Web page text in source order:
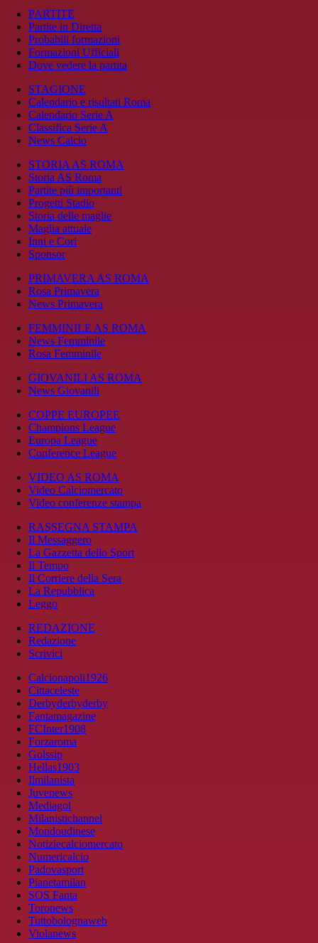
PARTITE
Partite in Diretta
Probabili formazioni
Formazioni Ufficiali
Dove vedere la partita
STAGIONE
Calendario e risultati Roma
Calendario Serie A
Classifica Serie A
News Calcio
STORIA AS ROMA
Storia AS Roma
Partite più importanti
Progetti Stadio
Storia delle maglie
Maglia attuale
Inni e Cori
Sponsor
PRIMAVERA AS ROMA
Rosa Primavera
News Primavera
FEMMINILE AS ROMA
News Femminile
Rosa Femminile
GIOVANILI AS ROMA
News Giovanili
COPPE EUROPEE
Champions League
Europa League
Conference League
VIDEO AS ROMA
Video Calciomercato
Video conferenze stampa
RASSEGNA STAMPA
Il Messaggero
La Gazzetta dello Sport
Il Tempo
Il Corriere della Sera
La Repubblica
Leggo
REDAZIONE
Redazione
Scrivici
Calcionapoli1926
Cittaceleste
Derbyderbyderby
Fantamagazine
FCInter1908
Forzaroma
Golssip
Hellas1903
Ilmilanista
Juvenews
Mediagol
Milanistichannel
Mondoudinese
Notiziecalciomercato
Numericalcio
Padovasport
Pianetamilan
SOS Fanta
Toronews
Tuttobolognaweb
Violanews